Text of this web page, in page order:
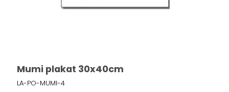
Mumi plakat 30x40cm
LA-PO-MUMI-4